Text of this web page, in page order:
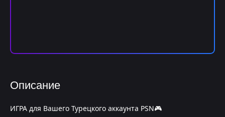
Описание
ИГРА для Вашего Турецкого аккаунта PSN🎮